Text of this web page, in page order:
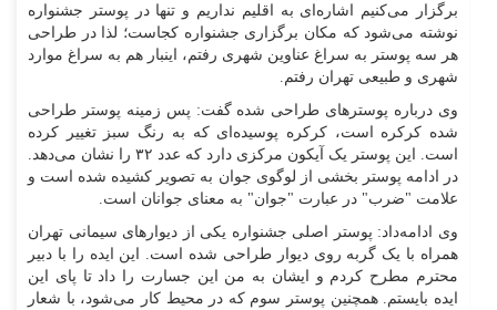
برگزار می‌کنیم اشاره‌ای به اقلیم نداریم و تنها در پوستر جشنواره
نوشته می‌شود که مکان برگزاری جشنواره کجاست؛ لذا در طراحی
هر سه پوستر به سراغ عناوین شهری رفتم، اینبار هم به سراغ موارد
شهری و طبیعی تهران رفتم.
وی درباره پوستر‌های طراحی شده گفت: پس زمینه پوستر طراحی
شده کر‌کره است، کرکره پوسیده‌ای که به رنگ سبز تغییر کرده
است. این پوستر یک آیکون مرکزی دارد که عدد ۳۲ را نشان می‌دهد.
در ادامه پوستر بخشی از لوگوی جوان به تصویر کشیده شده است و
علامت "ضرب" در عبارت "جوان" به معنای جوانان است.
وی ادامه‌داد: پوستر اصلی جشنواره یکی از دیوار‌های سیمانی تهران
همراه با یک گربه روی دیوار طراحی شده است. این ایده را با دبیر
محترم مطرح کردم و ایشان به من این جسارت را داد تا پای این
ایده بایستم. همچنین پوستر سوم که در محیط کار می‌شود، با شعار